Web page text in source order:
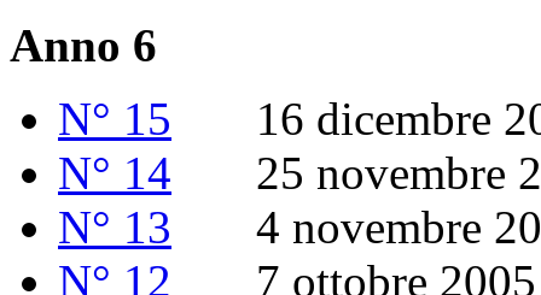
Anno 6
N° 15 16 dicembre
N° 14 25 novembre
N° 13 4 novembre
N° 12 7 ottobre 2005